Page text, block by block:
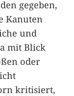
gegeben,
Kanuten
und
mit Blick
oder
kritisiert,